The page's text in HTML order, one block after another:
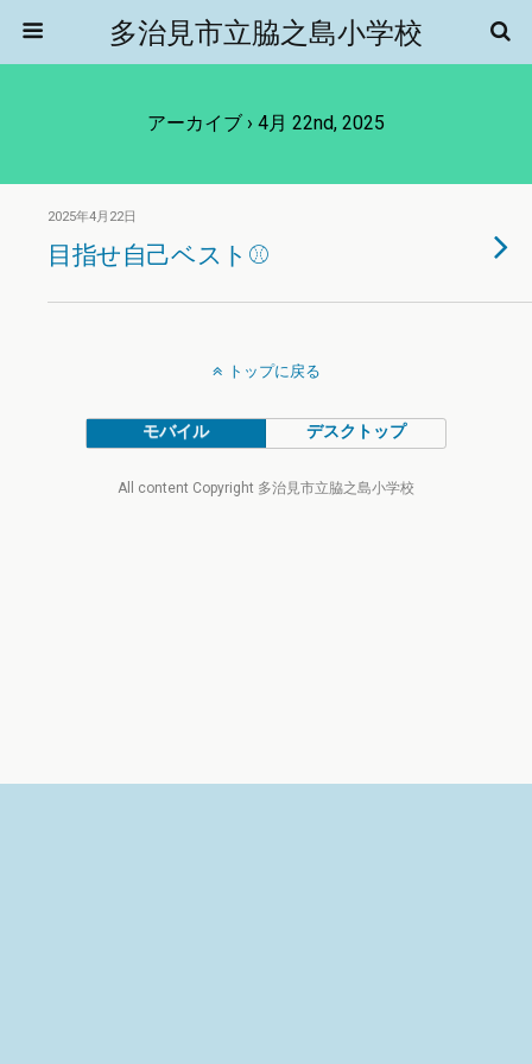
多治見市立脇之島小学校
アーカイブ › 4月 22nd, 2025
2025年4月22日
目指せ自己ベスト⚾️
トップに戻る
モバイル デスクトップ
All content Copyright 多治見市立脇之島小学校